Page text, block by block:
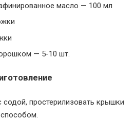
масло — 100 мл
— 5-10 шт.
простерилизовать крышки